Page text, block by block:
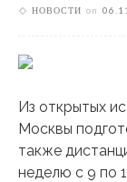
НОВОСТИ on
Из открытых
Москвы
также
неделю с 9 по